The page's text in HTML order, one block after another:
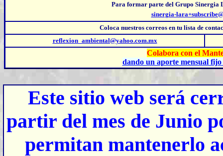
Para formar parte del Grupo Sinergia
sinergia-
Coloca nuestros correos en tu lista de
reflexion_ambiental@yahoo.com.mx
Colabora con el
dando un aporte mensual
Este sitio web será
partir del mes de Junio
permitan mantenerlo